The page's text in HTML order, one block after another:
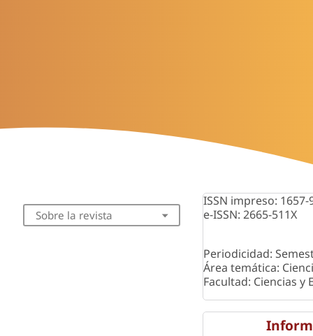
Sobre la revista
ISSN impreso: 1657-
e-ISSN: 2665-511X
Periodicidad:
Área temática:
Facultad: Ciencias y